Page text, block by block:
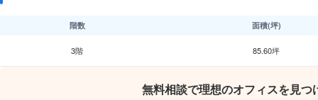
階数 面積(坪)
3階 85.60坪
無料相談で理想のオフィスを見つ